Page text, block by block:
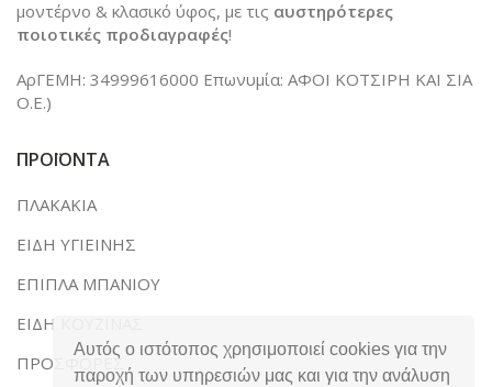
Αυτός ο ιστότοπος χρησιμοποιεί cookies για την
παροχή των υπηρεσιών μας και για την ανάλυση
μοντέρνο & κλασικό ύφος, με τις αυστηρότερες
ποιοτικές προδιαγραφές!
ΑρΓΕΜΗ: 34999616000 Επωνυμία: ΑΦΟΙ ΚΟΤΣΙΡΗ ΚΑΙ ΣΙΑ
Ο.Ε.)
ΠΡΟΪΟΝΤΑ
ΠΛΑΚΑΚΙΑ
ΕΙΔΗ ΥΓΙΕΙΝΗΣ
ΕΠΙΠΛΑ ΜΠΑΝΙΟΥ
ΕΙΔΗ ΚΟΥΖΙΝΑΣ
ΠΡΟΣΦΟΡΕΣ